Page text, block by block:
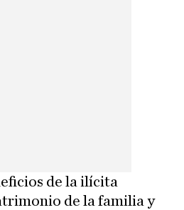
de la ilícita
de la familia y